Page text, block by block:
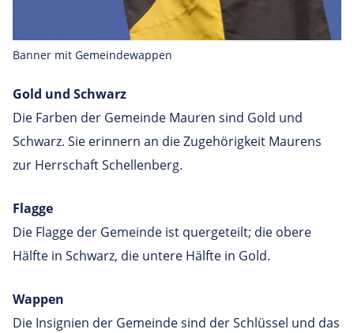
Banner mit Gemeindewappen
Gold und Schwarz
Die Farben der Gemeinde Mauren sind Gold und
Schwarz. Sie erinnern an die Zugehörigkeit Maurens
zur Herrschaft Schellenberg.
Flagge
Die Flagge der Gemeinde ist quergeteilt; die obere
Hälfte in Schwarz, die untere Hälfte in Gold.
Wappen
Die Insignien der Gemeinde sind der Schlüssel und das